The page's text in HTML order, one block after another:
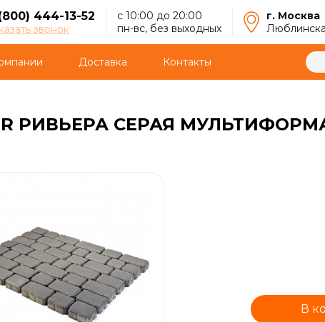
444-13-52
звонок
с 10:00 до 20:00
пн-вс, без выходных
г. Москва
Доставка Контакты
РИВЬЕРА СЕРАЯ
В